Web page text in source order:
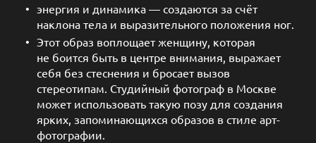
энергия и динамика — создаются за счёт
наклона тела и выразительного положения ног.
Этот образ воплощает женщину, которая
не боится быть в центре внимания, выражает
себя без стеснения и бросает вызов
стереотипам. Студийный фотограф в Москве
может использовать такую позу для создания
ярких, запоминающихся образов в стиле арт-
фотографии.